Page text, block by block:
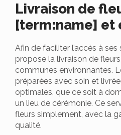
Livraison de
[term:name] et
Afin de faciliter l’accès à ses
propose la livraison de
communes environnantes.
préparées avec soin et
optimales, que ce soit à
un lieu de cérémonie. Ce
fleurs simplement, avec la
qualité.